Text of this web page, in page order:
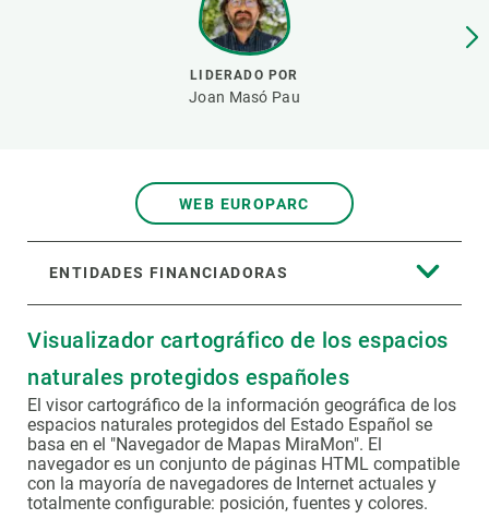
LIDERADO POR
Joan Masó Pau
WEB EUROPARC
ENTIDADES FINANCIADORAS
Visualizador cartográfico de los espacios
naturales protegidos españoles
El visor cartográfico de la información geográfica de los
espacios naturales protegidos del Estado Español se
basa en el "Navegador de Mapas MiraMon". El
navegador es un conjunto de páginas HTML compatible
con la mayoría de navegadores de Internet actuales y
totalmente configurable: posición, fuentes y colores.